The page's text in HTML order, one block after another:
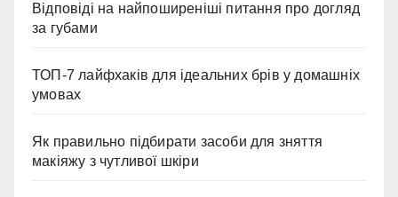
Відповіді на найпоширеніші питання про догляд
за губами
ТОП-7 лайфхаків для ідеальних брів у домашніх
умовах
Як правильно підбирати засоби для зняття
макіяжу з чутливої шкіри